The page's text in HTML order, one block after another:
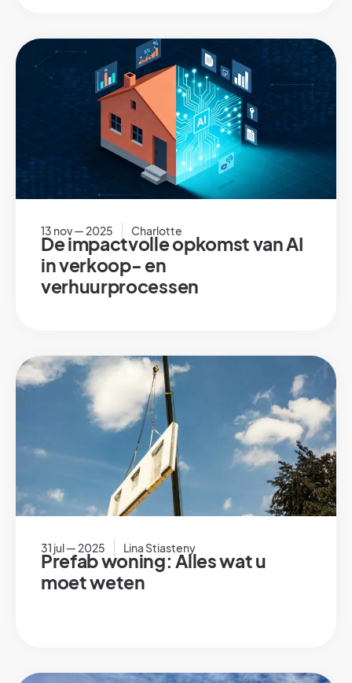
13 nov — 2025 Charlotte
De impactvolle opkomst van AI
in verkoop- en
verhuurprocessen
31 jul — 2025 Lina Stiasteny
Prefab woning: Alles wat u
moet weten